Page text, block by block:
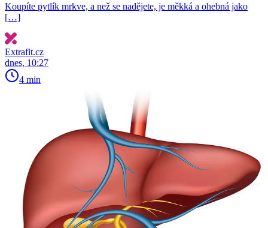
Koupíte pytlík mrkve, a než se nadějete, je měkká a ohebná jako
[…]
Extrafit.cz
dnes, 10:27
4 min